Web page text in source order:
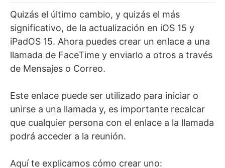
Quizás el último cambio, y quizás el más
significativo, de la actualización en iOS 15 y
iPadOS 15. Ahora puedes crear un enlace a una
llamada de FaceTime y enviarlo a otros a través
de Mensajes o Correo.
Este enlace puede ser utilizado para iniciar o
unirse a una llamada y, es importante recalcar
que cualquier persona con el enlace a la llamada
podrá acceder a la reunión.
Aquí te explicamos cómo crear uno: